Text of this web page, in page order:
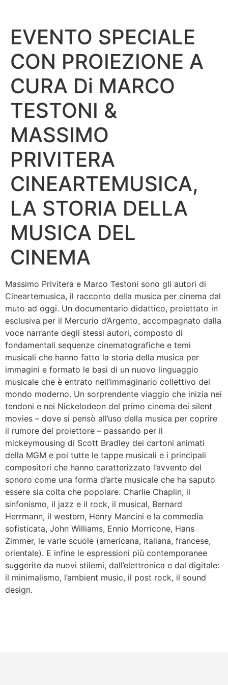
EVENTO SPECIALE
CON PROIEZIONE A
CURA Di MARCO
TESTONI &
MASSIMO
PRIVITERA
CINEARTEMUSICA,
LA STORIA DELLA
MUSICA DEL
CINEMA
Massimo Privitera e Marco Testoni sono gli autori di
Cineartemusica, il racconto della musica per cinema dal
muto ad oggi. Un documentario didattico, proiettato in
esclusiva per il Mercurio d’Argento, accompagnato dalla
voce narrante degli stessi autori, composto di
fondamentali sequenze cinematografiche e temi
musicali che hanno fatto la storia della musica per
immagini e formato le basi di un nuovo linguaggio
musicale che è entrato nell’immaginario collettivo del
mondo moderno. Un sorprendente viaggio che inizia nei
tendoni e nei Nickelodeon del primo cinema dei silent
movies – dove si pensò all’uso della musica per coprire
il rumore del proiettore – passando per il
mickeymousing di Scott Bradley dei cartoni animati
della MGM e poi tutte le tappe musicali e i principali
compositori che hanno caratterizzato l’avvento del
sonoro come una forma d’arte musicale che ha saputo
essere sia colta che popolare. Charlie Chaplin, il
sinfonismo, il jazz e il rock, il musical, Bernard
Herrmann, il western, Henry Mancini e la commedia
sofisticata, John Williams, Ennio Morricone, Hans
Zimmer, le varie scuole (americana, italiana, francese,
orientale). E infine le espressioni più contemporanee
suggerite da nuovi stilemi, dall’elettronica e dal digitale:
il minimalismo, l’ambient music, il post rock, il sound
design.